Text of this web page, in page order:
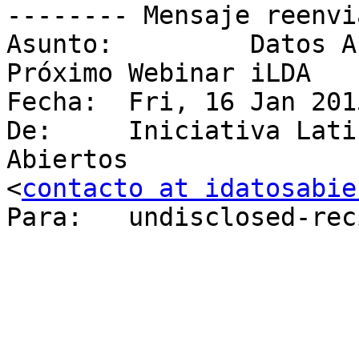
-------- Mensaje
Asunto: 	Datos Abiertos y Educación:
Próximo Webinar iLDA
Fecha: 	Fri, 16 Jan 2015 09:14:42 -0200
De: 	Iniciativa Latinoamericana por los Datos
Abiertos
<contacto at
Para: 	undisclosed-recipients:;